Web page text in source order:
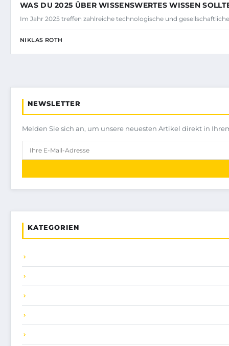
WAS DU 2025 ÜBER WISSENSWERTES WISSEN
Im Jahr 2025 treffen zahlreiche technologische und
NIKLAS ROTH
NEWSLETTER
Melden Sie sich an, um unsere neuesten Artikel direkt in
KATEGORIEN